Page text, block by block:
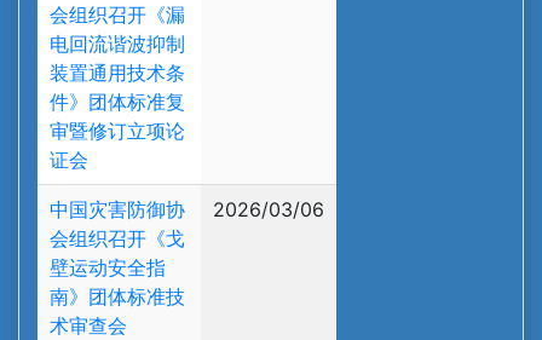
会组织召开《漏
电回流谐波抑制
装置通用技术条
件》团体标准复
审暨修订立项论
证会
中国灾害防御协
会组织召开《戈
壁运动安全指
南》团体标准技
术审查会
2026/03/06